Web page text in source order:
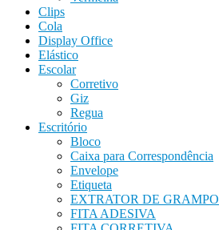
Clips
Cola
Display Office
Elástico
Escolar
Corretivo
Giz
Regua
Escritório
Bloco
Caixa para Correspondência
Envelope
Etiqueta
EXTRATOR DE GRAMPO
FITA ADESIVA